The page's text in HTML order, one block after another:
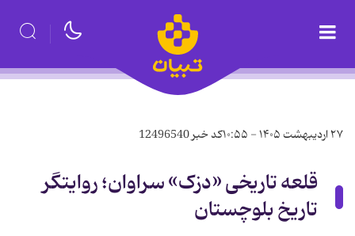
۲۷ اردیبهشت ۱۴۰۵ - ۱۰:۵۵ کد خبر12496540
قلعه تاریخی «دزک» سراوان؛ روایتگر
تاریخ بلوچستان